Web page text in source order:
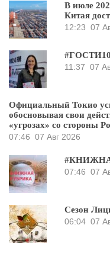
В июле
Китая
12:23 07
11:37 07
Официальный Токио
обосновывая свои
«угрозах» со стороны
07:46 07 Авг 2026
07:46 07
Сезон
06:04 07